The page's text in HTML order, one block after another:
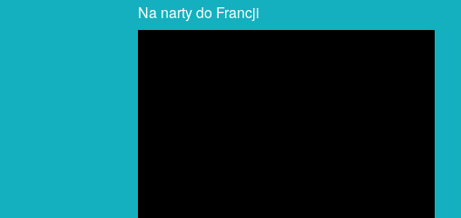
Na narty do Francji